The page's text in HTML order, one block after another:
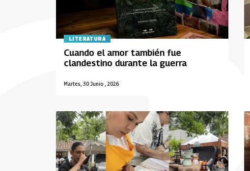
LITERATURA
Martes, 30 Junio , 2026
Cuando el amor también fue
clandestino durante la guerra